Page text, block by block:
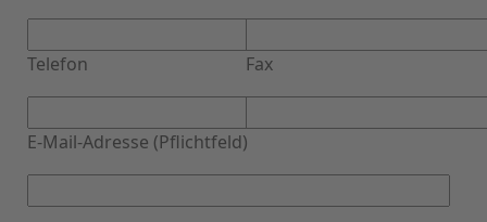
Telefon Fax
E-Mail-Adresse (Pflichtfeld)